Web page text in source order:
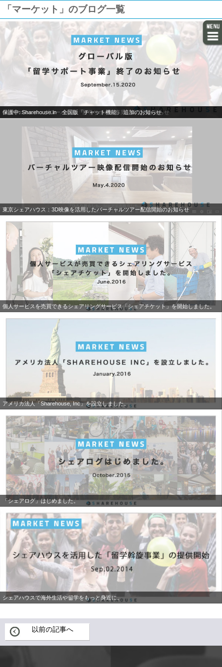
「マーケット」のブログ一覧
Sharehouse.in ：グローバル版「留学サポート事業」終了のお知らせ
保護中: Sharehouse.in 全国版「チャット機能」 追加のお知らせ
東京シェアハウス：3D映像を活用したバーチャルツアー配信開始のお知らせ
個人サービスを売買できるシェアリングサービス「シェアチケット」を開始しました。
アメリカ法人「Sharehouse, Inc」を設立しました。
「シェアログ」はじめました。
シェアハウスで海外生活や留学をもっと身近に。
以前の記事へ